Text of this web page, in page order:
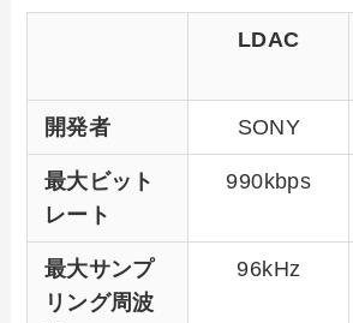
LDAC
開発者 SONY
最大ビット
レート
990kbps
最大サンプ
リング周波
96kHz